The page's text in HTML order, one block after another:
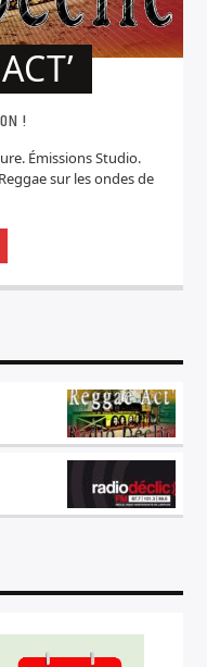
!
Émissions Studio.
sur les ondes de